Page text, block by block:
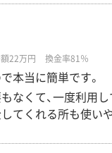
22万円 換金率81％
本当に簡単です。
なくて、一度利用
てくれる所も使い